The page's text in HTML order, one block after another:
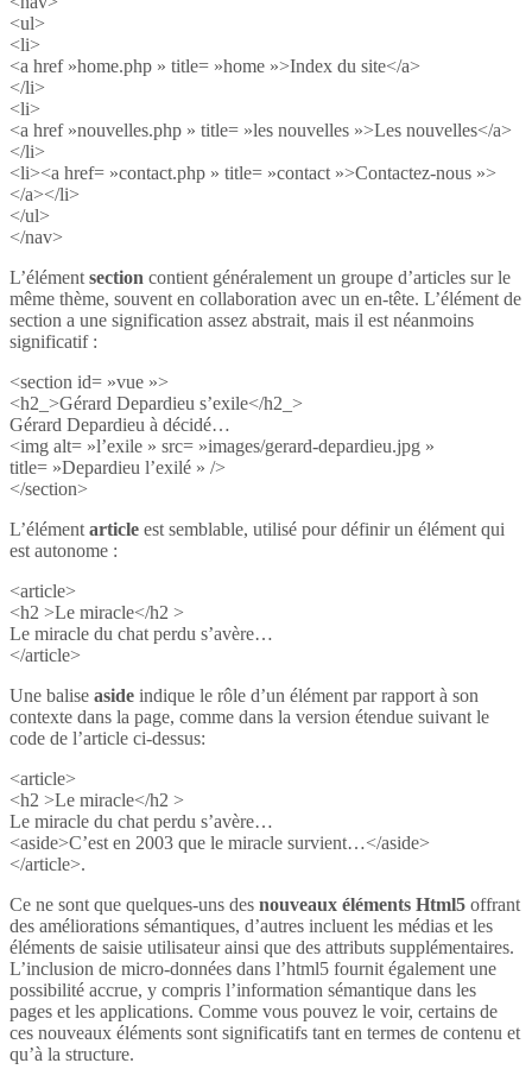
<ul>
<li>
<a href »home.php » title= »home »>Index du site</a>
</li>
<li>
<a href »nouvelles.php » title= »les nouvelles »>Les nouvelles</a>
</li>
<li><a href= »contact.php » title= »contact »>Contactez-nous »>
</a></li>
</ul>
</nav>
L’élément section contient généralement un groupe d’articles sur le
même thème, souvent en collaboration avec un en-tête. L’élément de
section a une signification assez abstrait, mais il est néanmoins
significatif :
<section id= »vue »>
<h2_>Gérard Depardieu s’exile</h2_>
Gérard Depardieu à décidé…
<img alt= »l’exile » src= »images/gerard-depardieu.jpg »
title= »Depardieu l’exilé » />
</section>
L’élément article est semblable, utilisé pour définir un élément qui
est autonome :
<article>
<h2 >Le miracle</h2 >
Le miracle du chat perdu s’avère…
</article>
Une balise aside indique le rôle d’un élément par rapport à son
contexte dans la page, comme dans la version étendue suivant le
code de l’article ci-dessus:
<article>
<h2 >Le miracle</h2 >
Le miracle du chat perdu s’avère…
<aside>C’est en 2003 que le miracle survient…</aside>
</article>.
Ce ne sont que quelques-uns des nouveaux éléments Html5 offrant
des améliorations sémantiques, d’autres incluent les médias et les
éléments de saisie utilisateur ainsi que des attributs supplémentaires.
L’inclusion de micro-données dans l’html5 fournit également une
possibilité accrue, y compris l’information sémantique dans les
pages et les applications. Comme vous pouvez le voir, certains de
ces nouveaux éléments sont significatifs tant en termes de contenu et
qu’à la structure.